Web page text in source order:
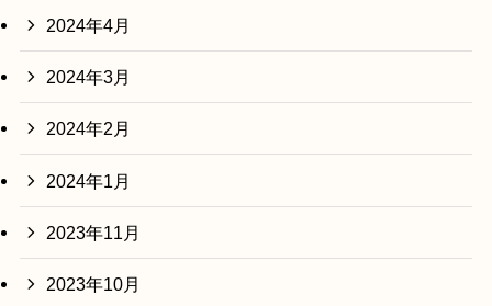
2024年4月
2024年3月
2024年2月
2024年1月
2023年11月
2023年10月